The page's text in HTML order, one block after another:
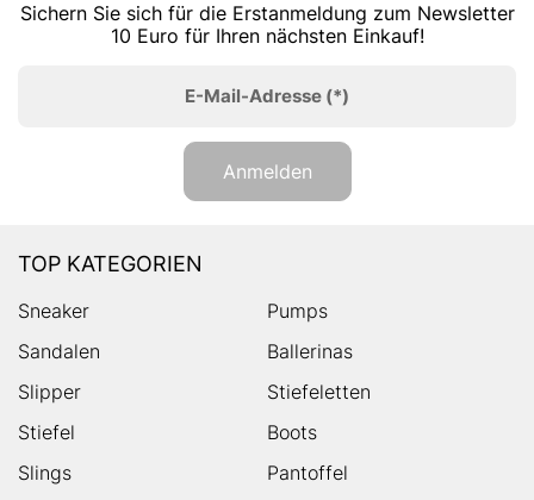
Sichern Sie sich für die Erstanmeldung zum Newsletter
10 Euro für Ihren nächsten Einkauf!
E-Mail-Adresse (*)
Anmelden
TOP KATEGORIEN
Sneaker
Pumps
Sandalen
Ballerinas
Slipper
Stiefeletten
Stiefel
Boots
Slings
Pantoffel